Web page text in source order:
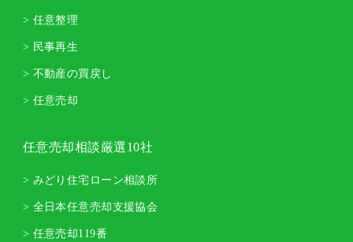
> 任意整理
> 民事再生
> 不動産の買戻し
> 任意売却
任意売却相談厳選10社
> みどり住宅ローン相談所
> 全日本任意売却支援協会
> 任意売却119番